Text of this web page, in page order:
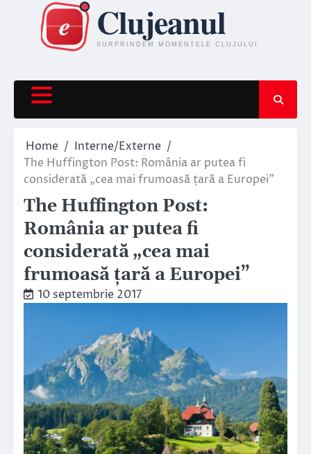
content
Home
Interne/Externe
The Huffington Post: România ar putea fi
considerată „cea mai frumoasă țară a Europei”
The Huffington Post:
România ar putea fi
considerată „cea mai
frumoasă țară a Europei”
10 septembrie 2017